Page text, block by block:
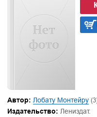
Автор: Лобату Монтейру
Издательство: Лениздат.